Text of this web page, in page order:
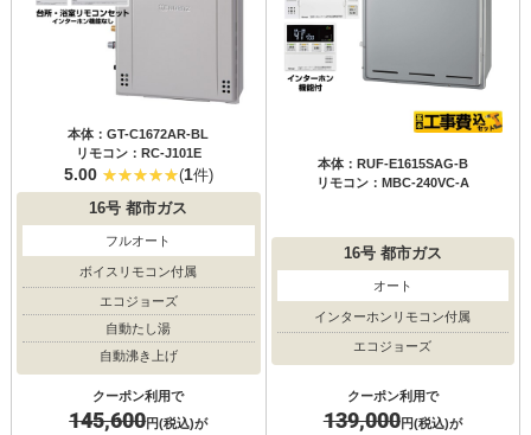
本体：GT-C1672AR-BL
リモコン：RC-J101E
5.00 (1件)
16号 都市ガス
フルオート
ボイスリモコン付属
エコジョーズ
自動たし湯
自動沸き上げ
クーポン利用で
145,600円(税込)が
本体：RUF-E1615SAG-B
リモコン：MBC-240VC-A
16号都市ガス
オート
インターホンリモコン付属
エコジョーズ
クーポン利用で
139,000円(税込)が